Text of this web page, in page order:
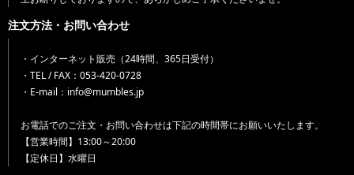
注文方法・お問い合わせ
・インターネット販売（24時間、365日受付）
・TEL / FAX：053-420-0728
・E-mail：info@mumbles.jp
お電話でのご注文・お問い合わせは下記の時間帯にお願いいたします。
【営業時間】13:00～20:00
【定休日】水曜日